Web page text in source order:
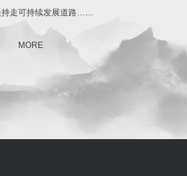
持走可持续发展道路……
MORE